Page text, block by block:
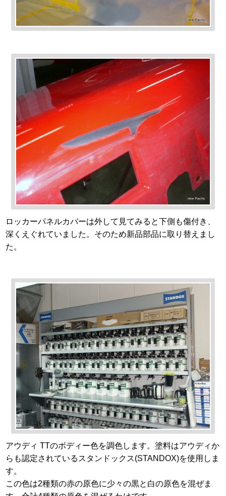
ロッカーパネルカバーは外して見てみると下側も傷付き、
深くえぐれていました。そのため新品部品に取り替えまし
た。
アウディ TTのボディー色を調色します。塗料はアウディか
らも認定されているスタンドックス(STANDOX)を使用しま
す。
この色は2種類の赤の原色に少々の黒と白の原色を混ぜま